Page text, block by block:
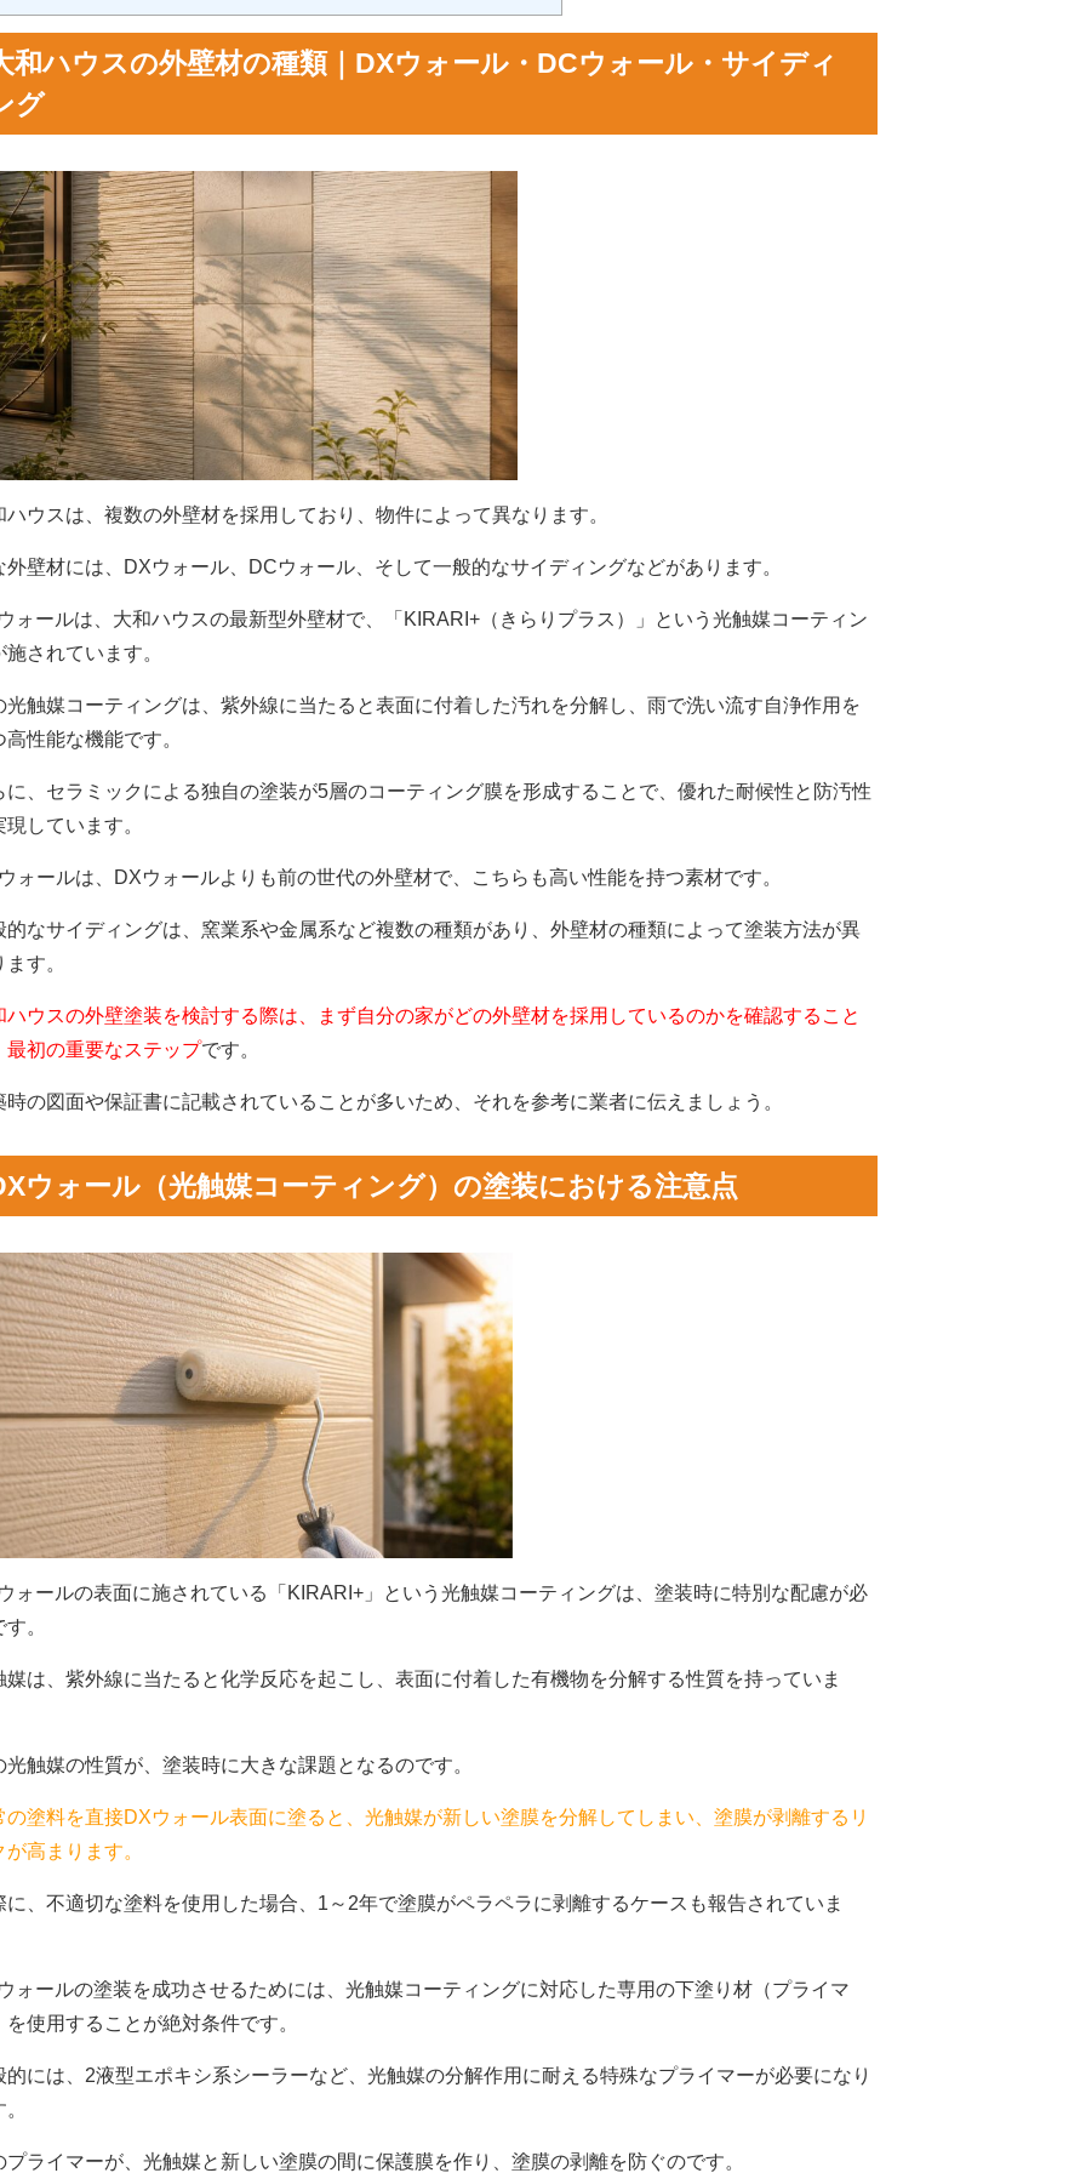
和ハウスの外壁材の種類｜DXウォール・DCウォール・サイディ
グ
ハウスは、複数の外壁材を採用しており、物件によって異なります。
外壁材には、DXウォール、DCウォール、そして一般的なサイディングなどがあります。
ォールは、大和ハウスの最新型外壁材で、「KIRARI+（きらりプラス）」という光触媒コーティン
施されています。
光触媒コーティングは、紫外線に当たると表面に付着した汚れを分解し、雨で洗い流す自浄作用を
高性能な機能です。
に、セラミックによる独自の塗装が5層のコーティング膜を形成することで、優れた耐候性と防汚性
現しています。
ォールは、DXウォールよりも前の世代の外壁材で、こちらも高い性能を持つ素材です。
的なサイディングは、窯業系や金属系など複数の種類があり、外壁材の種類によって塗装方法が異
す。
ハウスの外壁塗装を検討する際は、まず自分の家がどの外壁材を採用しているのかを確認すること
最初の重要なステップです。
時の図面や保証書に記載されていることが多いため、それを参考に業者に伝えましょう。
ウォール（光触媒コーティング）の塗装における注意点
ォールの表面に施されている「KIRARI+」という光触媒コーティングは、塗装時に特別な配慮が必
。
媒は、紫外線に当たると化学反応を起こし、表面に付着した有機物を分解する性質を持っていま
光触媒の性質が、塗装時に大きな課題となるのです。
の塗料を直接DXウォール表面に塗ると、光触媒が新しい塗膜を分解してしまい、塗膜が剥離するリ
が高まります。
に、不適切な塗料を使用した場合、1～2年で塗膜がペラペラに剥離するケースも報告されていま
ォールの塗装を成功させるためには、光触媒コーティングに対応した専用の下塗り材（プライマ
を使用することが絶対条件です。
的には、2液型エポキシ系シーラーなど、光触媒の分解作用に耐える特殊なプライマーが必要になり
プライマーが、光触媒と新しい塗膜の間に保護膜を作り、塗膜の剥離を防ぐのです。